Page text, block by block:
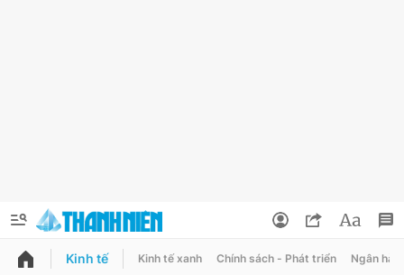
QUẢNG CÁO
Kinh tế Kinh tế xanh Chính sách - Phát triển Ngân